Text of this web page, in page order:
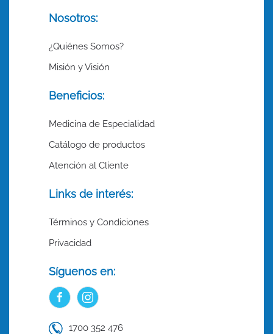
Nosotros:
¿Quiénes Somos?
Misión y Visión
Beneficios:
Medicina de Especialidad
Catálogo de productos
Atención al Cliente
Links de interés:
Términos y Condiciones
Privacidad
Síguenos en:
1700 352 476